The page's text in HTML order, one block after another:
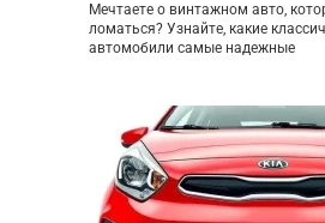
Мечтаете о винтажном авто,
ломаться? Узнайте, какие
автомобили самые надежные